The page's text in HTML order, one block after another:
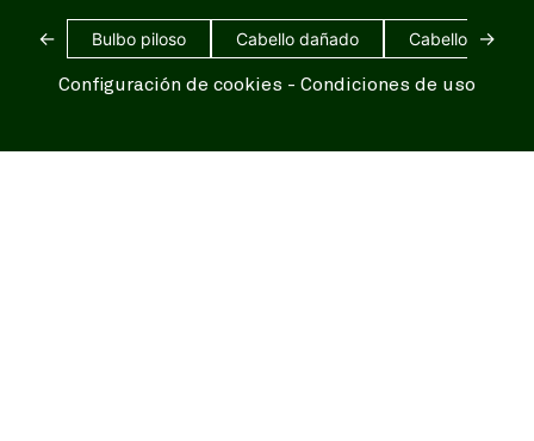
← Bulbo piloso Cabello dañado Cabello blanco
→
Configuración de cookies - Condiciones de uso